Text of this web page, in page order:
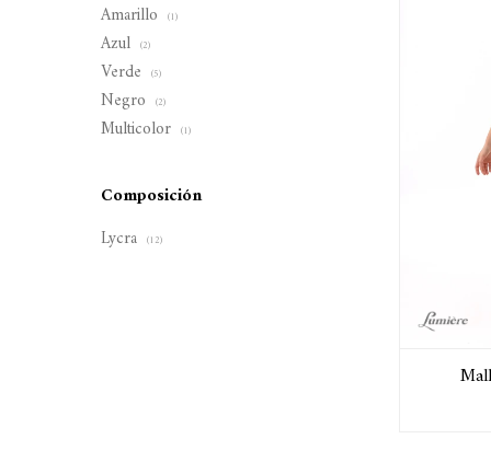
Amarillo (1)
Azul (2)
Verde (5)
Negro (2)
Multicolor (1)
Composición
Lycra (12)